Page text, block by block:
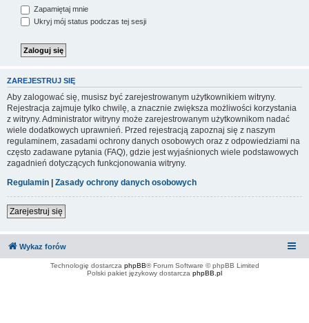
Zapamiętaj mnie
Ukryj mój status podczas tej sesji
ZAREJESTRUJ SIĘ
Aby zalogować się, musisz być zarejestrowanym użytkownikiem witryny.
Rejestracja zajmuje tylko chwilę, a znacznie zwiększa możliwości korzystania
z witryny. Administrator witryny może zarejestrowanym użytkownikom nadać
wiele dodatkowych uprawnień. Przed rejestracją zapoznaj się z naszym
regulaminem, zasadami ochrony danych osobowych oraz z odpowiedziami na
często zadawane pytania (FAQ), gdzie jest wyjaśnionych wiele podstawowych
zagadnień dotyczących funkcjonowania witryny.
Regulamin | Zasady ochrony danych osobowych
Zarejestruj się
Wykaz forów
Technologię dostarcza phpBB® Forum Software © phpBB Limited
Polski pakiet językowy dostarcza phpBB.pl